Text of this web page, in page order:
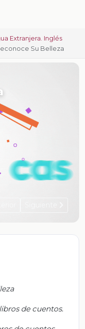
Extranjera. Inglés
Su Belleza
de cuentos.